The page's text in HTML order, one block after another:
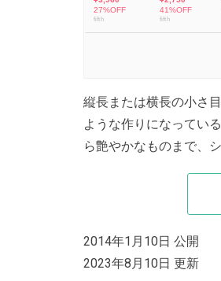
縦長または横長の小さ
ような作りになってい
ら艶やかなものまで、
2014年1月10日 公開
2023年8月10日 更新